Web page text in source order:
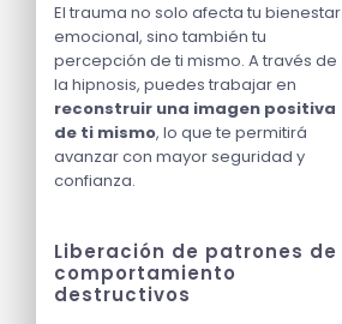
El trauma no solo afecta tu bienestar
emocional, sino también tu
percepción de ti mismo. A través de
la hipnosis, puedes trabajar en
reconstruir una imagen positiva
de ti mismo, lo que te permitirá
avanzar con mayor seguridad y
confianza.
Liberación de patrones de
comportamiento
destructivos